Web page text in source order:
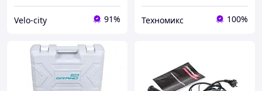
Velo-city 91% Техномикс 100%